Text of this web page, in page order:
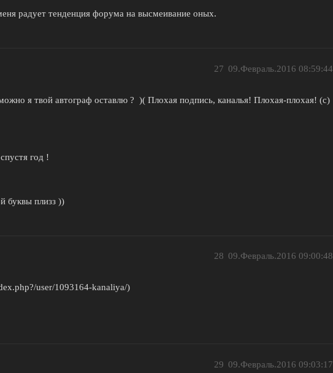
радует тенденция форума на высмеивание оных.
09.Февраль.2016 08:59:44
27
я твой автограф оставлю ? )( Плохая подпись, каналья! Плохая-плохая! (с)
год !
буквы плизз ))
09.Февраль.2016 09:00:48
28
user/1093164-kanaliya/)
09.Февраль.2016 09:03:17
29